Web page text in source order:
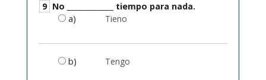
9 No _____________ tiempo para nada.
a)
Tieno
b) Tengo